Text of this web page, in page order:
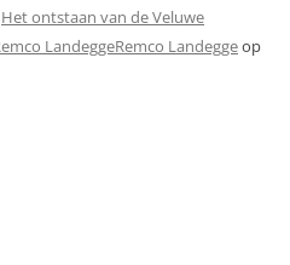
Het ontstaan van de Veluwe
LandeggeRemco Landeggeop